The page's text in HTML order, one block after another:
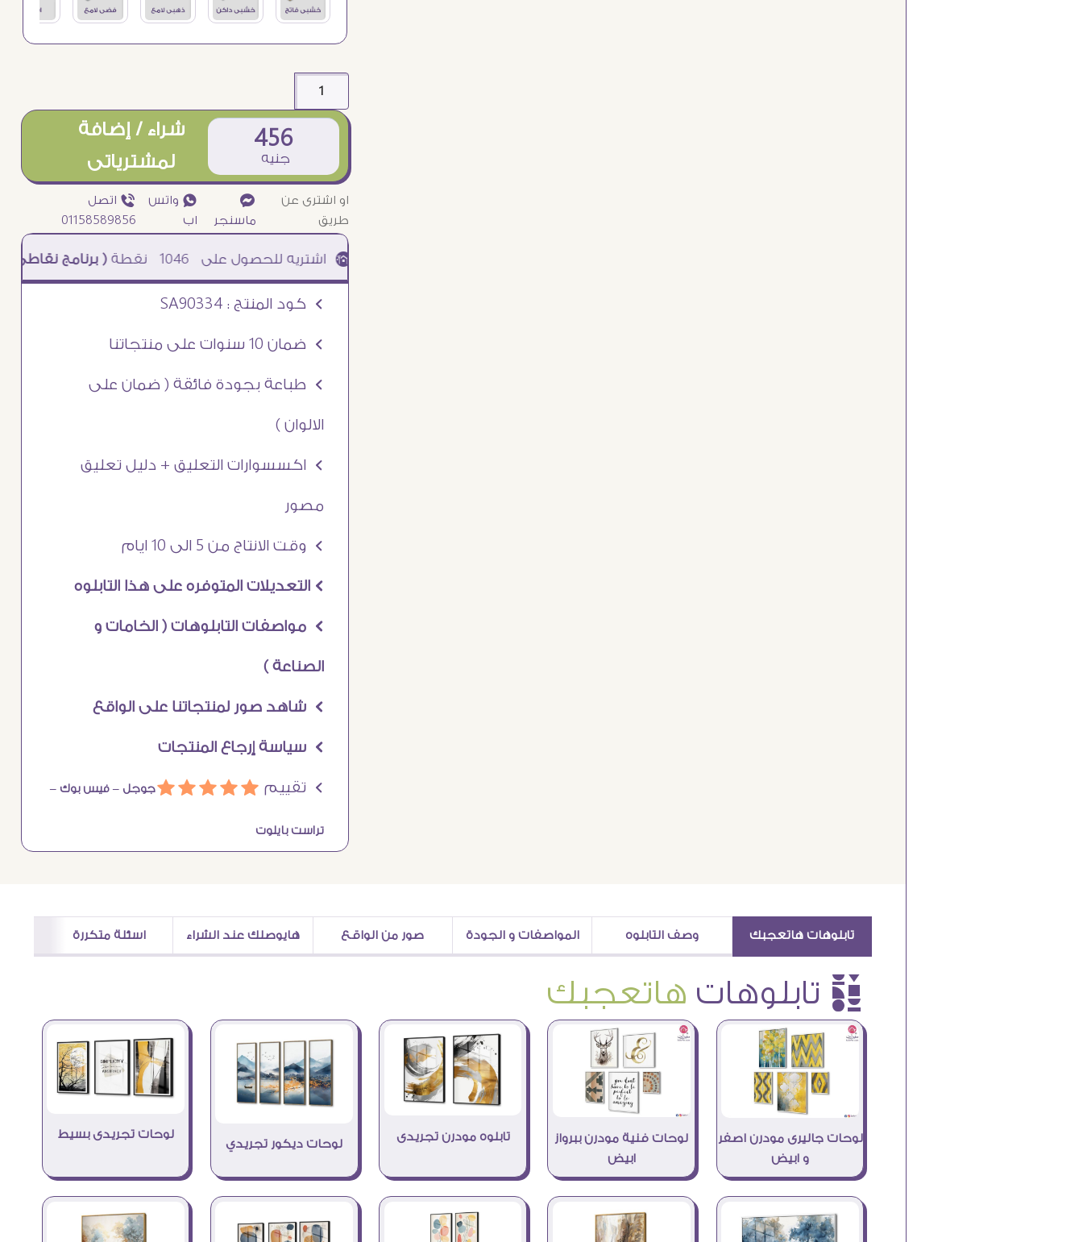
456
جنيه
شراء / إضافة
لمشترياتى
او اشترى عن
طريق
¥
ماسنجر
₧ واتس
اب
ƒ اتصل
01158589856
1046 نقطة( برنامج نقاطى ) à خصم 5% للعملاء الجدد à شحن مجانى عند الشراء ب 4000 جنيه à
Ö كود المنتج : SA90334
Ö ضمان 10 سنوات على منتجاتنا
Ö طباعة بجودة فائقة ( ضمان على
الالوان )
Ö اكسسوارات التعليق + دليل تعليق
مصور
Ö وقت الانتاج من 5 الى 10 ايام
Ö التعديلات المتوفره على هذا التابلوه
Ö مواصفات التابلوهات ( الخامات و
الصناعة )
Ö شاهد صور لمنتجاتنا على الواقع
Ö سياسة إرجاع المنتجات
Ö تقييم áááááجوجل – فيس بوك –
تراست بايلوت
تابلوهات هاتعجبك وصف التابلوه المواصفات و الجودة صور من الواقع هايوصلك عند الشراء اسئلة متكررة
è تابلوهات هاتعجبك
لوحات جاليرى مودرن اصفر
و ابيض
لوحات فنية مودرن ببرواز
ابيض
تابلوه مودرن تجريدى
لوحات ديكور تجريدي
لوحات تجريدى بسيط